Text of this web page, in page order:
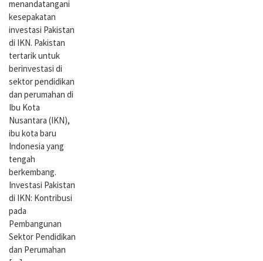
menandatangani
kesepakatan
investasi Pakistan
di IKN. Pakistan
tertarik untuk
berinvestasi di
sektor pendidikan
dan perumahan di
Ibu Kota
Nusantara (IKN),
ibu kota baru
Indonesia yang
tengah
berkembang.
Investasi Pakistan
di IKN: Kontribusi
pada
Pembangunan
Sektor Pendidikan
dan Perumahan